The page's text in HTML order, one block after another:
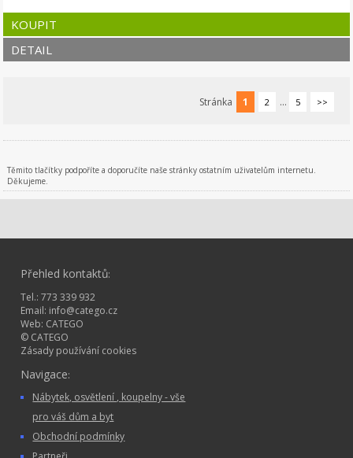
KOUPIT
DETAIL
Stránka 1 2 ... 5 >>
Těmito tlačítky podpoříte a doporučíte naše stránky ostatním uživatelům internetu.
Děkujeme.
Přehled kontaktů:
Tel.: 773 339 932
Email: info@catego.cz
Web: CATEGO
© CATEGO
Zásady používání cookies
Navigace:
Nábytek, osvětlení , koupelny - vše
pro váš dům a byt
Obchodní podmínky